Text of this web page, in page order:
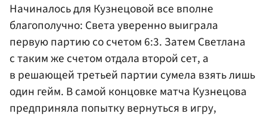
Начиналось для Кузнецовой все вполне
благополучно: Света уверенно выиграла
первую партию со счетом 6:3. Затем Светлана
с таким же счетом отдала второй сет, а
в решающей третьей партии сумела взять лишь
один гейм. В самой концовке матча Кузнецова
предприняла попытку вернуться в игру,